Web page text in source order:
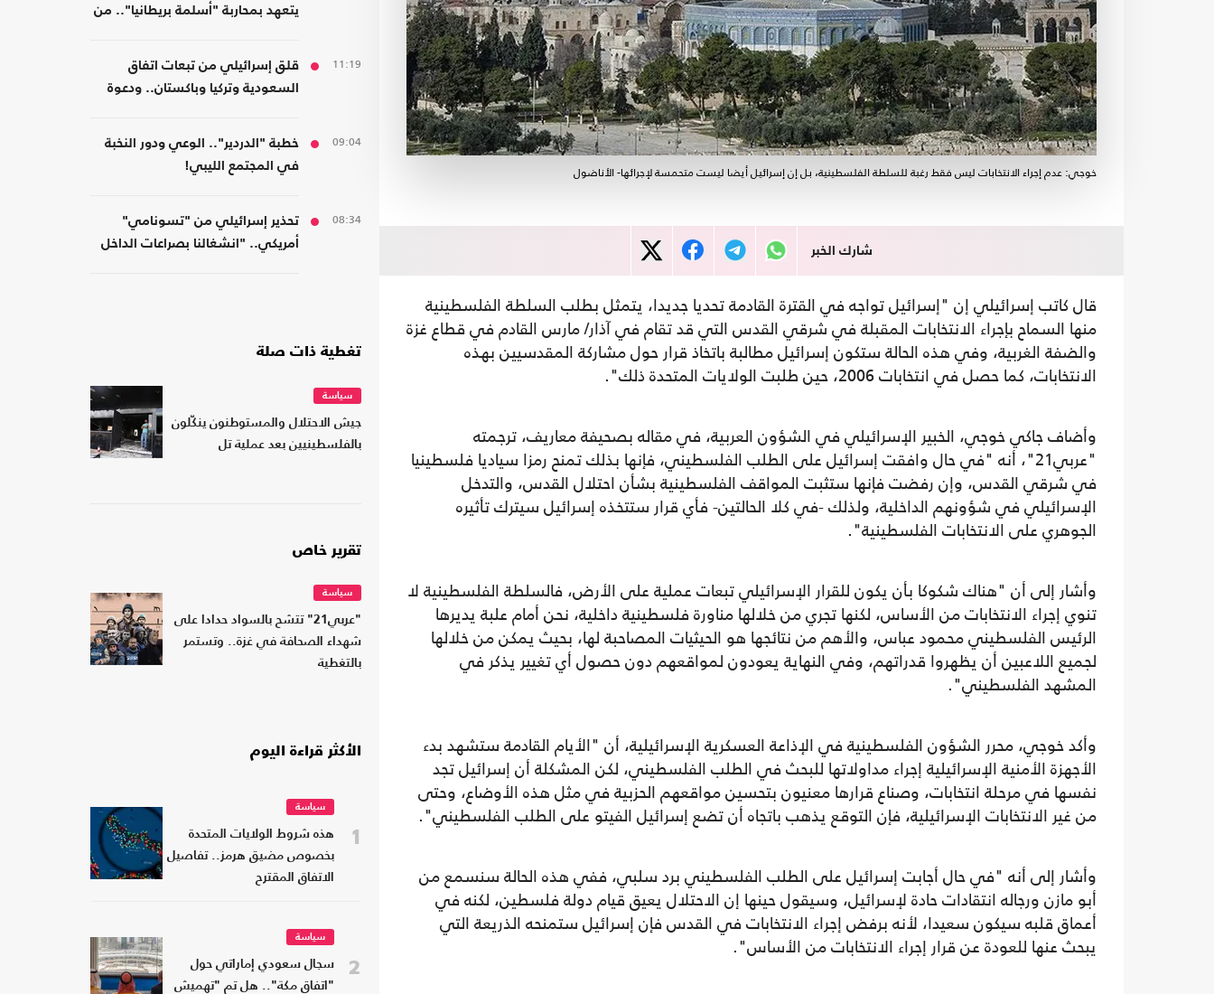
خوجي: عدم إجراء الانتخابات ليس فقط رغبة للسلطة الفلسطينية، بل إن إسرائيل أيضا ليست متحمسة لإجرائها- الأناضول
شارك الخبر
قال كاتب إسرائيلي إن "إسرائيل تواجه في القترة القادمة تحديا جديدا، يتمثل بطلب السلطة الفلسطينية
منها السماح بإجراء الانتخابات المقبلة في شرقي القدس التي قد تقام في آذار/ مارس القادم في قطاع غزة
والضفة الغربية، وفي هذه الحالة ستكون إسرائيل مطالبة باتخاذ قرار حول مشاركة المقدسيين بهذه
الانتخابات، كما حصل في انتخابات 2006، حين طلبت الولايات المتحدة ذلك".
وأضاف جاكي خوجي، الخبير الإسرائيلي في الشؤون العربية، في مقاله بصحيفة معاريف، ترجمته
"عربي21"، أنه "في حال وافقت إسرائيل على الطلب الفلسطيني، فإنها بذلك تمنح رمزا سياديا فلسطينيا
في شرقي القدس، وإن رفضت فإنها ستثبت المواقف الفلسطينية بشأن احتلال القدس، والتدخل
الإسرائيلي في شؤونهم الداخلية، ولذلك -في كلا الحالتين- فأي قرار ستتخذه إسرائيل سيترك تأثيره
الجوهري على الانتخابات الفلسطينية".
وأشار إلى أن "هناك شكوكا بأن يكون للقرار الإسرائيلي تبعات عملية على الأرض، فالسلطة الفلسطينية لا
تنوي إجراء الانتخابات من الأساس، لكنها تجري من خلالها مناورة فلسطينية داخلية، نحن أمام علبة يديرها
الرئيس الفلسطيني محمود عباس، والأهم من نتائجها هو الحيثيات المصاحبة لها، بحيث يمكن من خلالها
لجميع اللاعبين أن يظهروا قدراتهم، وفي النهاية يعودون لمواقعهم دون حصول أي تغيير يذكر في
المشهد الفلسطيني".
وأكد خوجي، محرر الشؤون الفلسطينية في الإذاعة العسكرية الإسرائيلية، أن "الأيام القادمة ستشهد بدء
الأجهزة الأمنية الإسرائيلية إجراء مداولاتها للبحث في الطلب الفلسطيني، لكن المشكلة أن إسرائيل تجد
نفسها في مرحلة انتخابات، وصناع قرارها معنيون بتحسين مواقعهم الحزبية في مثل هذه الأوضاع، وحتى
من غير الانتخابات الإسرائيلية، فإن التوقع يذهب باتجاه أن تضع إسرائيل الفيتو على الطلب الفلسطيني".
وأشار إلى أنه "في حال أجابت إسرائيل على الطلب الفلسطيني برد سلبي، ففي هذه الحالة سنسمع من
أبو مازن ورجاله انتقادات حادة لإسرائيل، وسيقول حينها إن الاحتلال يعيق قيام دولة فلسطين، لكنه في
أعماق قلبه سيكون سعيدا، لأنه برفض إجراء الانتخابات في القدس فإن إسرائيل ستمنحه الذريعة التي
يبحث عنها للعودة عن قرار إجراء الانتخابات من الأساس".
يتعهد بمحاربة "أسلمة بريطانيا".. من
11:19
قلق إسرائيلي من تبعات اتفاق
السعودية وتركيا وباكستان.. ودعوة
09:04
خطبة "الدردير".. الوعي ودور النخبة
في المجتمع الليبي!
08:34
تحذير إسرائيلي من "تسونامي"
أمريكي.. "انشغالنا بصراعات الداخل
تغطية ذات صلة
سياسة
جيش الاحتلال والمستوطنون ينكّلون
بالفلسطينيين بعد عملية تل
تقرير خاص
سياسة
"عربي21" تتشح بالسواد حدادا على
شهداء الصحافة في غزة.. وتستمر
بالتغطية
الأكثر قراءة اليوم
1
سياسة
هذه شروط الولايات المتحدة
بخصوص مضيق هرمز.. تفاصيل
الاتفاق المقترح
2
سياسة
سجال سعودي إماراتي حول
"اتفاق مكة".. هل تم "تهميش